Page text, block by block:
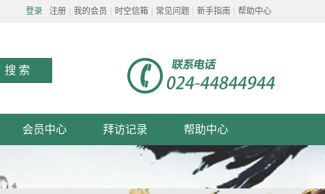
登录 注册 我的会员 时空信箱 常见问题 新手指南 帮助中心
会员中心 拜访记录 帮助中心